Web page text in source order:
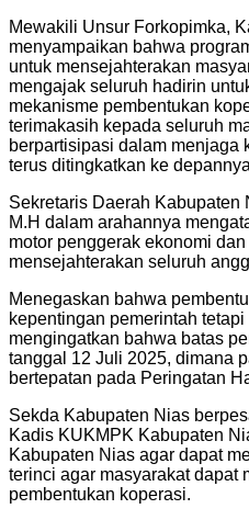
Mewakili Unsur Forkopimka,
menyampaikan bahwa
untuk mensejahterakan
mengajak seluruh hadirin
mekanisme pembentukan
terimakasih kepada seluruh
berpartisipasi dalam menjaga
terus ditingkatkan ke
Sekretaris Daerah Kabupaten
M.H dalam arahannya
motor penggerak ekonomi
mensejahterakan seluruh
Menegaskan bahwa
kepentingan pemerintah
mengingatkan bahwa batas
tanggal 12 Juli 2025, dimana
bertepatan pada Peringatan
Sekda Kabupaten Nias
Kadis KUKMPK Kabupaten
Kabupaten Nias agar dapat
terinci agar masyarakat dapat
pembentukan koperasi.